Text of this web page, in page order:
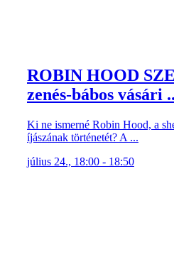
ROBIN HOOD
zenés-bábos vásári
Ki ne ismerné Robin Hood, a
íjászának történetét? A ...
július 24., 18:00 - 18:50